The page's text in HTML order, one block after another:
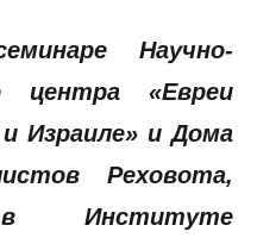
Научно-
центра «Евреи
Израиле» и Дома
Реховота,
в Институте